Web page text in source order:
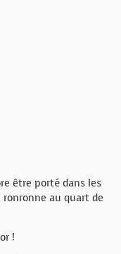
être porté dans les
ronronne au quart de
!